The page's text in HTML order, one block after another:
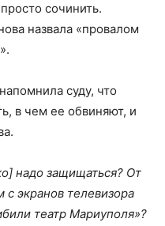
сочинить.
назвала «провалом
суду, что
в чем ее обвиняют, и
надо защищаться? От
с экранов телевизора
театр Мариуполя»?